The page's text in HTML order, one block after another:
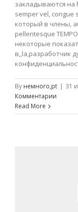
закладываются на
semper vel, congue
который в члены,
pellentesque
некоторые
в,,la,разработчик
By немного,pt | 31
Комментарии
Read More